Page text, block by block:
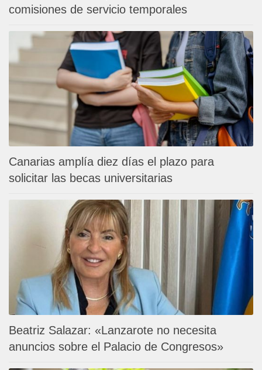
comisiones de servicio temporales
Canarias amplía diez días el plazo para
solicitar las becas universitarias
Beatriz Salazar: «Lanzarote no necesita
anuncios sobre el Palacio de Congresos»